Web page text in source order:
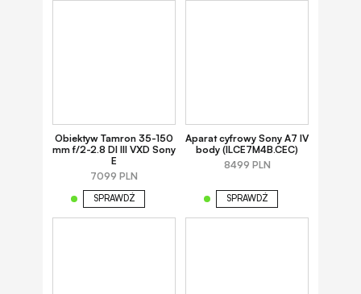
Obiektyw Tamron 35-150
mm f/2-2.8 DI III VXD Sony
E
7099 PLN
SPRAWDŹ
Aparat cyfrowy Sony A7 IV
body (ILCE7M4B.CEC)
8499 PLN
SPRAWDŹ